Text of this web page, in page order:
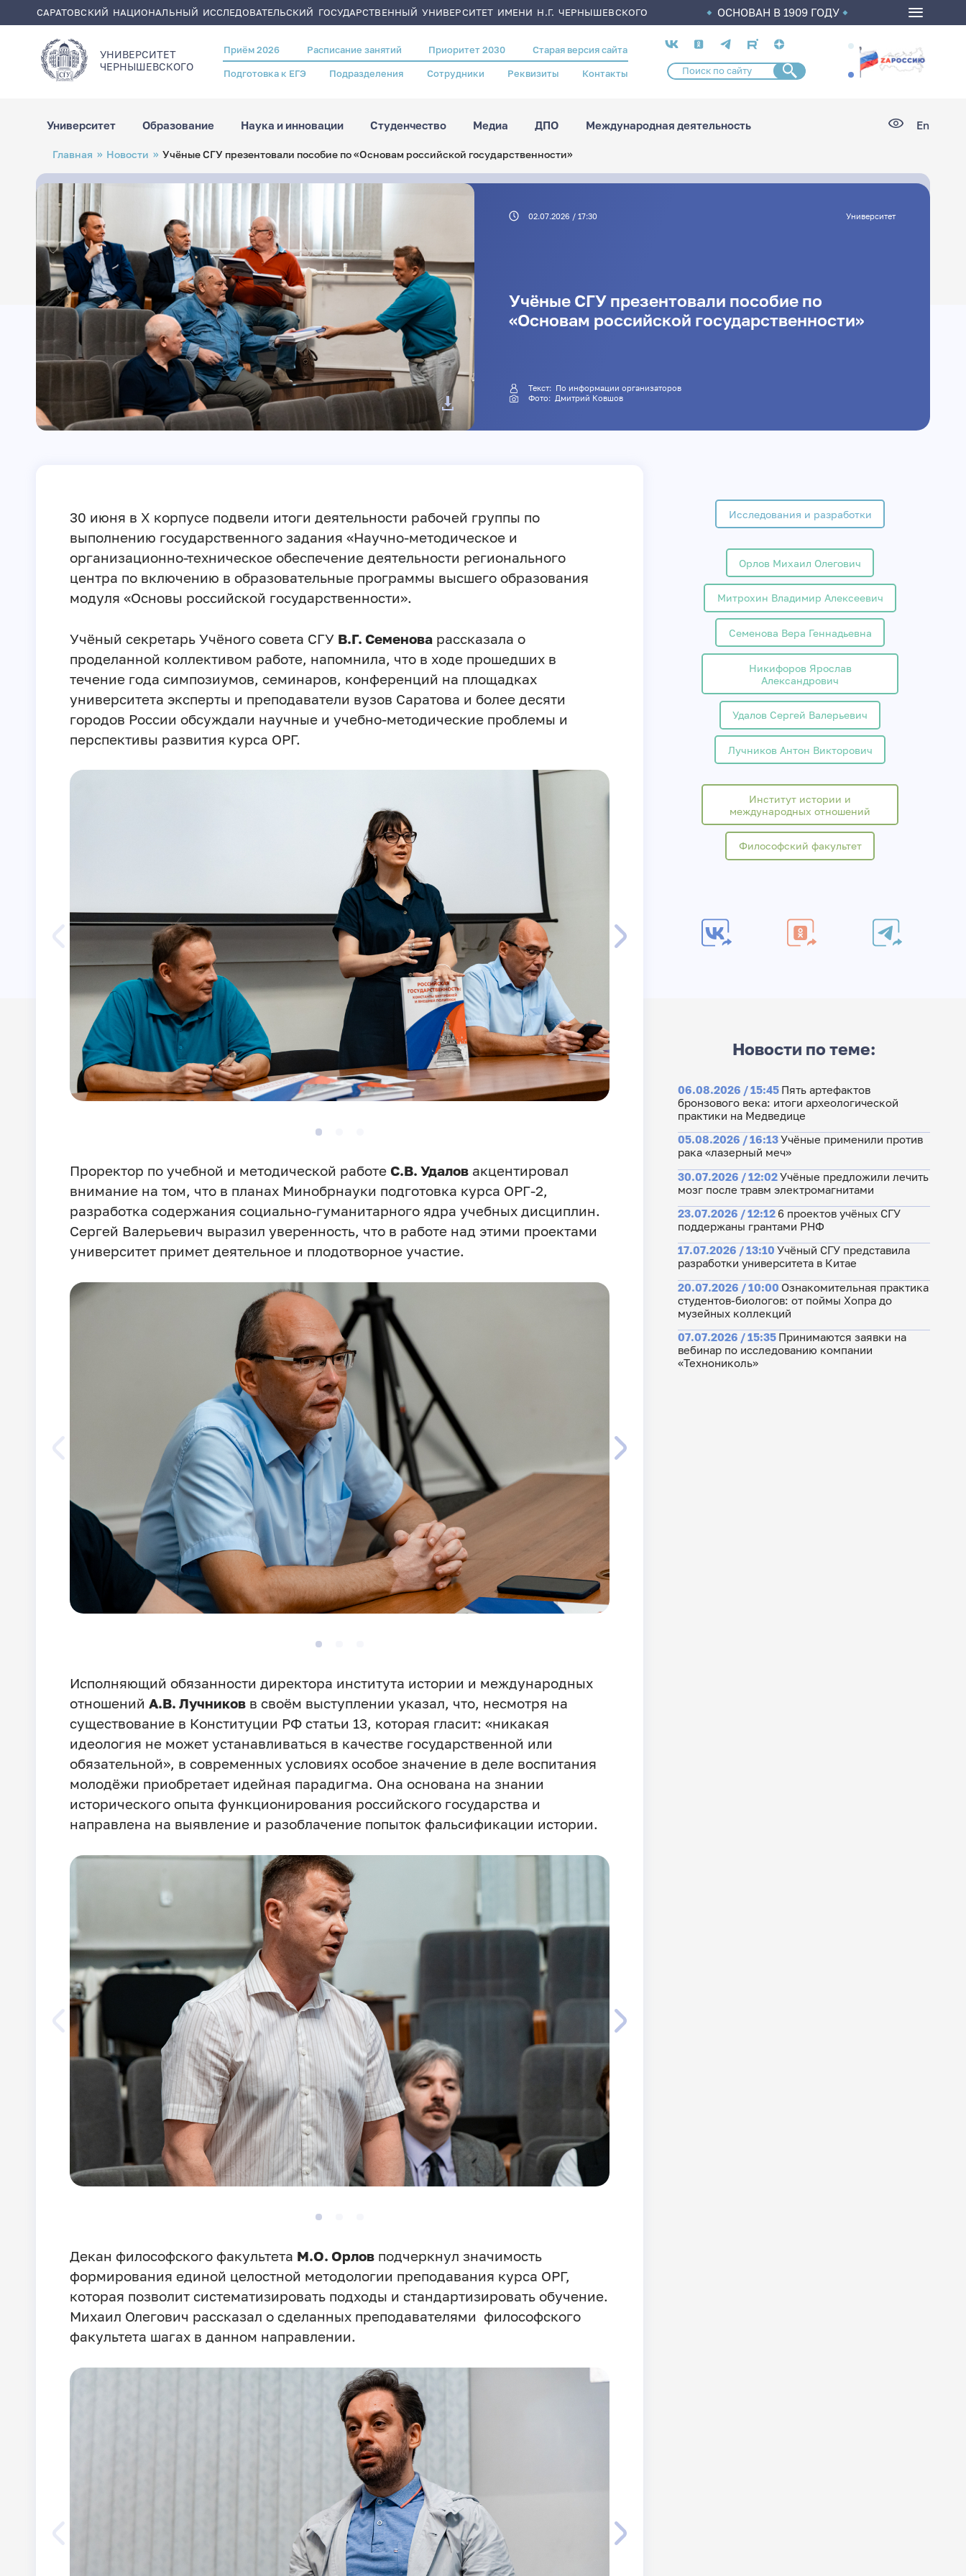
содержанию
САРАТОВСКИЙ НАЦИОНАЛЬНЫЙ ИССЛЕДОВАТЕЛЬСКИЙ ГОСУДАРСТВЕННЫЙ УНИВЕРСИТЕТ ИМЕНИ Н.Г. ЧЕРНЫШЕВСКОГО ОСНОВАН В 1909 ГОДУ
УНИВЕРСИТЕТ
ЧЕРНЫШЕВСКОГO
Header
menu
Приём 2026 Расписание занятий Приоритет 2030 Старая версия сайта
Подготовка к ЕГЭ Подразделения Сотрудники Реквизиты Контакты
Социальные
сети
Университет Образование Наука и инновации Студенчество Медиа ДПО Международная деятельность En
Строка
навигации
Главная Новости Учёные СГУ презентовали пособие по «Основам российской государственности»
02.07.2026 / 17:30 Университет
Учёные СГУ презентовали пособие по
«Основам российской государственности»
Текст: По информации организаторов
Фото: Дмитрий Ковшов
30 июня в X корпусе подвели итоги деятельности рабочей группы по
выполнению государственного задания «Научно-методическое и
организационно-техническое обеспечение деятельности регионального
центра по включению в образовательные программы высшего образования
модуля «Основы российской государственности».
Учёный секретарь Учёного совета СГУ В.Г. Семеноварассказала о
проделанной коллективом работе, напомнила, что в ходе прошедших в
течение года симпозиумов, семинаров, конференций на площадках
университета эксперты и преподаватели вузов Саратова и более десяти
городов России обсуждали научные и учебно-методические проблемы и
перспективы развития курса ОРГ.
Проректор по учебной и методической работе С.В. Удаловакцентировал
внимание на том, что в планах Минобрнауки подготовка курса ОРГ-2,
разработка содержания социально-гуманитарного ядра учебных дисциплин.
Сергей Валерьевич выразил уверенность, что в работе над этими проектами
университет примет деятельное и плодотворное участие.
Исполняющий обязанности директора института истории и международных
отношений А.В. Лучниковв своём выступлении указал, что, несмотря на
существование в Конституции РФ статьи 13, которая гласит: «никакая
идеология не может устанавливаться в качестве государственной или
обязательной», в современных условиях особое значение в деле воспитания
молодёжи приобретает идейная парадигма. Она основана на знании
исторического опыта функционирования российского государства и
направлена на выявление и разоблачение попыток фальсификации истории.
Декан философского факультета М.О. Орловподчеркнул значимость
формирования единой целостной методологии преподавания курса ОРГ,
которая позволит систематизировать подходы и стандартизировать обучение.
Михаил Олегович рассказал о сделанных преподавателями философского
факультета шагах в данном направлении.
Исследования и разработки
Орлов Михаил Олегович
Митрохин Владимир Алексеевич
Семенова Вера Геннадьевна
Никифоров Ярослав
Александрович
Удалов Сергей Валерьевич
Лучников Антон Викторович
Институт истории и
международных отношений
Философский факультет
Новости по теме:
06.08.2026 / 15:45 Пять артефактов
бронзового века: итоги археологической
практики на Медведице
05.08.2026 / 16:13Учёные применили против
рака «лазерный меч»
30.07.2026 / 12:02Учёные предложили лечить
мозг после травм электромагнитами
23.07.2026 / 12:12 6 проектов учёных СГУ
поддержаны грантами РНФ
17.07.2026 / 13:10 Учёный СГУ представила
разработки университета в Китае
20.07.2026 / 10:00 Ознакомительная практика
студентов-биологов: от поймы Хопра до
музейных коллекций
07.07.2026 / 15:35 Принимаются заявки на
вебинар по исследованию компании
«Технониколь»